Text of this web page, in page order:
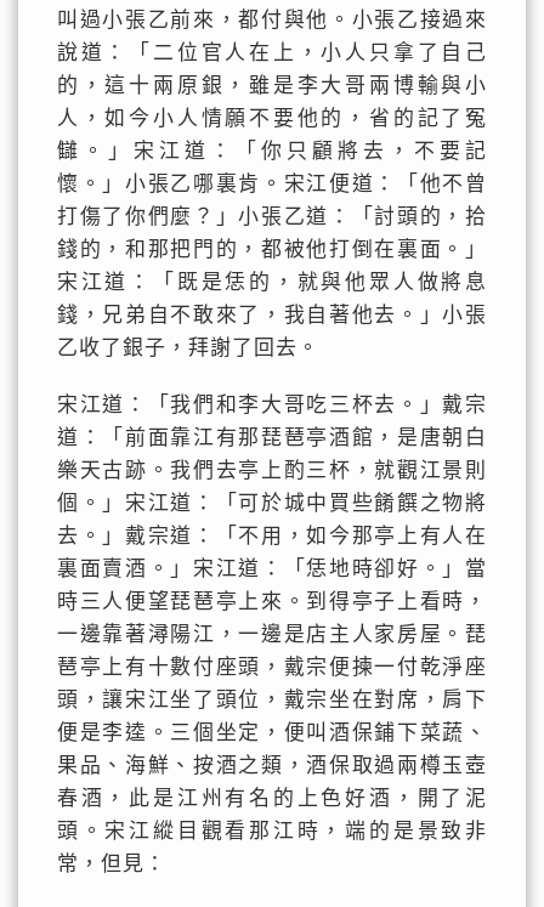
叫過小張乙前來，都付與他。小張乙接過來
說道：「二位官人在上，小人只拿了自己
的，這十兩原銀，雖是李大哥兩博輸與小
人，如今小人情願不要他的，省的記了冤
讎。」宋江道：「你只顧將去，不要記
懷。」小張乙哪裏肯。宋江便道：「他不曾
打傷了你們麼？」小張乙道：「討頭的，拾
錢的，和那把門的，都被他打倒在裏面。」
宋江道：「既是恁的，就與他眾人做將息
錢，兄弟自不敢來了，我自著他去。」小張
乙收了銀子，拜謝了回去。
宋江道：「我們和李大哥吃三杯去。」戴宗
道：「前面靠江有那琵琶亭酒館，是唐朝白
樂天古跡。我們去亭上酌三杯，就觀江景則
個。」宋江道：「可於城中買些餚饌之物將
去。」戴宗道：「不用，如今那亭上有人在
裏面賣酒。」宋江道：「恁地時卻好。」當
時三人便望琵琶亭上來。到得亭子上看時，
一邊靠著潯陽江，一邊是店主人家房屋。琵
琶亭上有十數付座頭，戴宗便揀一付乾淨座
頭，讓宋江坐了頭位，戴宗坐在對席，肩下
便是李逵。三個坐定，便叫酒保鋪下菜蔬、
果品、海鮮、按酒之類，酒保取過兩樽玉壺
春酒，此是江州有名的上色好酒，開了泥
頭。宋江縱目觀看那江時，端的是景致非
常，但見：